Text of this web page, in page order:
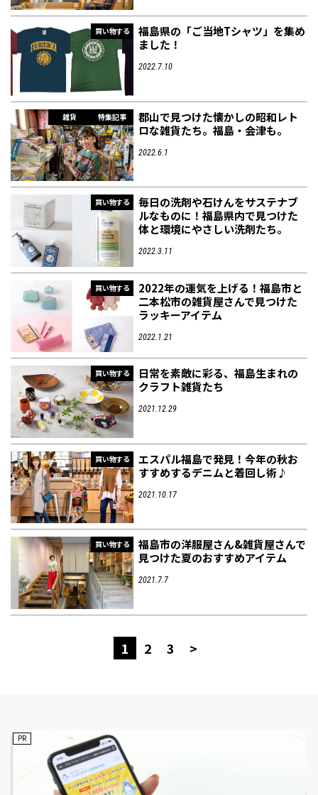
買い物する
福島県の「ご当地Tシャツ」を集め
ました！
2022.7.10
雑貨 特集記事
郡山で見つけた懐かしの昭和レト
ロな雑貨たち。福島・会津も。
2022.6.1
買い物する
毎日の洗剤や石けんをサステナブ
ルなものに！福島県内で見つけた
体と環境にやさしい洗剤たち。
2022.3.11
買い物する
2022年の運気を上げる！福島市と
二本松市の雑貨屋さんで見つけた
ラッキーアイテム
2022.1.21
買い物する
日常を素敵に彩る、福島生まれの
クラフト雑貨たち
2021.12.29
買い物する
エスパル福島で発見！今年の秋お
すすめするデニムと着回し術♪
2021.10.17
買い物する
福島市の洋服屋さん&雑貨屋さんで
見つけた夏のおすすめアイテム
2021.7.7
1 2 3 >
PR